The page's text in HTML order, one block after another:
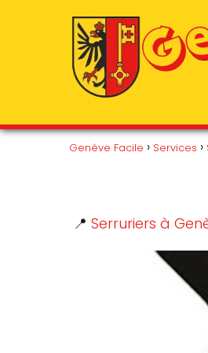
Genève Facile Services
📍 Serruriers à